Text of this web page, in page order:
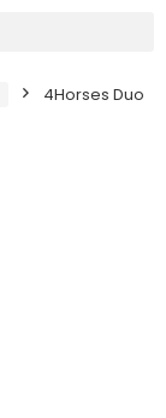
4Horses Duo